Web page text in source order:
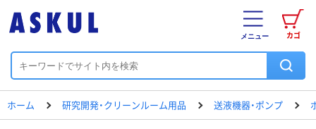
カゴ
メニュー
ホーム 研究開発・クリーンルーム用品 送液機器・ポンプ